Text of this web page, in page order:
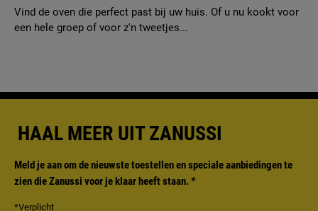
Vind de oven die perfect past bij uw huis. Of u nu kookt voor
een hele groep of voor z'n tweetjes...
HAAL MEER UIT ZANUSSI
Meld je aan om de nieuwste toestellen en speciale aanbiedingen te
zien die Zanussi voor je klaar heeft staan.*
*Verplicht